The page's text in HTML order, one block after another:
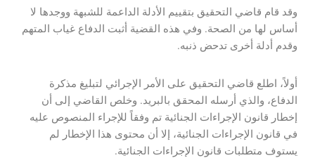
وقد قام قاضي التحقيق بتقييم الأدلة الداعمة للشبهة ووجدها لا
أساس لها من الصحة. وفي هذه القضية أثبت الدفاع غياب المتهم
وقدم أدلة أخرى تدحض ذنبه.
أولاً، اطلع قاضي التحقيق على الأمر الإجرائي لتبليغ مذكرة
الدفاع، والذي أرسله المحقق بالبريد. وخلص القاضي إلى أن
إخطار قانون الإجراءات الجنائية تم وفقاً للإجراء المنصوص عليه
في قانون الإجراءات الجنائية، إلا أن محتوى هذا الإخطار لم
يستوف متطلبات قانون الإجراءات الجنائية.